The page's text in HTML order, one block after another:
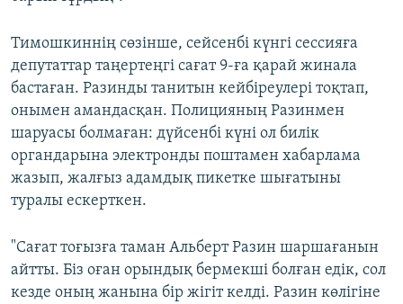
Тимошкиннің сөзінше, сейсенбі күнгі сессияға
депутаттар таңертеңгі сағат 9-ға қарай жинала
бастаған. Разинды танитын кейбіреулері тоқтап,
онымен амандасқан. Полицияның Разинмен
шаруасы болмаған: дүйсенбі күні ол билік
органдарына электронды поштамен хабарлама
жазып, жалғыз адамдық пикетке шығатыны
туралы ескерткен.
"Сағат тоғызға таман Альберт Разин шаршағанын
айтты. Біз оған орындық бермекші болған едік, сол
кезде оның жанына бір жігіт келді. Разин көлігіне